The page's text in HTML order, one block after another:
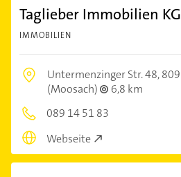
Taglieber Immobilien KG
IMMOBILIEN
Untermenzinger Str. 48,
(Moosach)
6,8 km
089 14 51 83
Webseite